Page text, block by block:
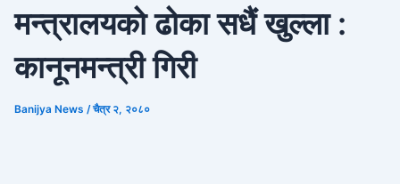
मन्त्रालयको ढोका सधैं खुल्ला :
कानूनमन्त्री गिरी
Banijya News /चैत्र २, २०८०